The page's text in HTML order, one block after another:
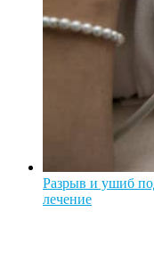
Разрыв и ушиб
лечение